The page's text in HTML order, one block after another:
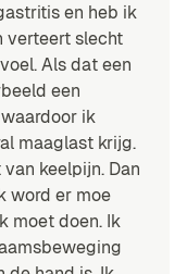
en heb ik
verteert slecht
Als dat een
een
ik
maaglast krijg.
keelpijn. Dan
word er moe
moet doen. Ik